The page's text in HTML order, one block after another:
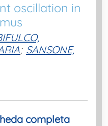
oscillation in
; SANSONE,
completa